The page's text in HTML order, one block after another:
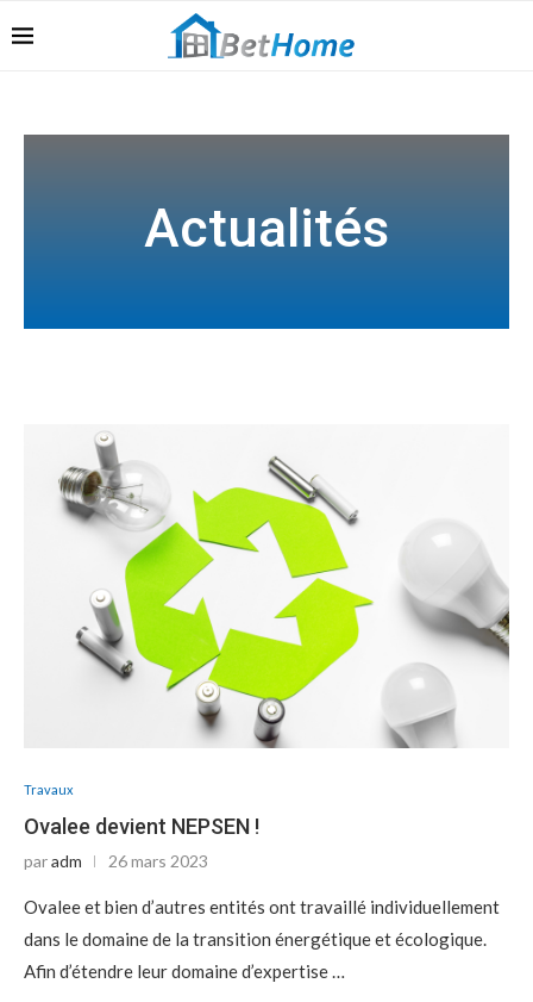
Actualités
Travaux
Ovalee devient NEPSEN !
paradm 26 mars 2023
Ovalee et bien d’autres entités ont travaillé individuellement
dans le domaine de la transition énergétique et écologique.
Afin d’étendre leur domaine d’expertise …